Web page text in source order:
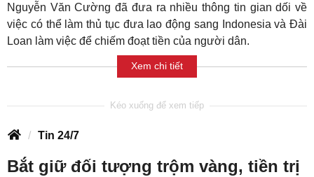
Nguyễn Văn Cường đã đưa ra nhiều thông tin gian dối về
việc có thể làm thủ tục đưa lao động sang Indonesia và Đài
Loan làm việc để chiếm đoạt tiền của người dân.
Xem chi tiết
Tin 24/7
Bắt giữ đối tượng trộm vàng, tiền trị